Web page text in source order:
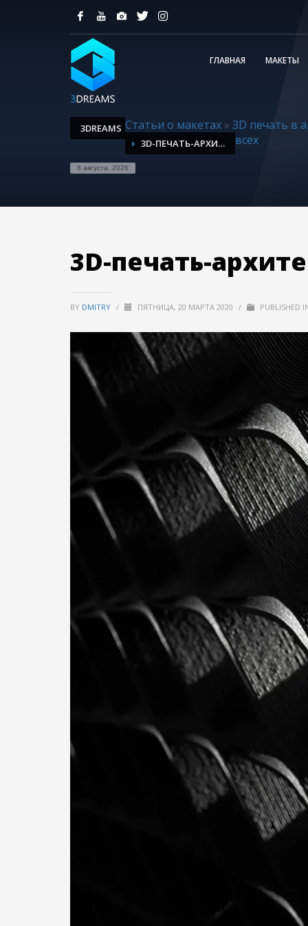
ГЛАВНАЯ МАКЕТЫ
3DREAMS Статьи о макетах » 3D печать в
всех
3D-ПЕЧАТЬ-АРХИТЕКТУРЫ-В-ХАРЬКОВЕ-1-2
8 августа, 2026
3D-печать-
BY DMITRY / ПЯТНИЦА, 20 МАРТА 2020 / PUBLISHED